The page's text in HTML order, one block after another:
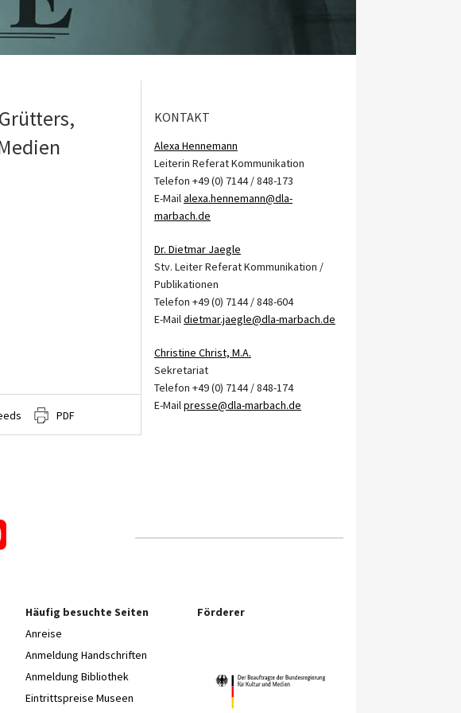
PDF
KONTAKT
Alexa Hennemann
Leiterin Referat Kommunikation
Telefon +49 (0) 7144 / 848-173
E-Mailalexa.hennemann@dla-
marbach.de
Dr. Dietmar Jaegle
Stv. Leiter Referat Kommunikation /
Publikationen
Telefon +49 (0) 7144 / 848-604
E-Maildietmar.jaegle@dla-marbach.de
Christine Christ, M.A.
Sekretariat
Telefon +49 (0) 7144 / 848-174
E-Mailpresse@dla-marbach.de
Häufig besuchte Seiten
Anreise
Anmeldung Handschriften
Anmeldung Bibliothek
Eintrittspreise Museen
Förderer